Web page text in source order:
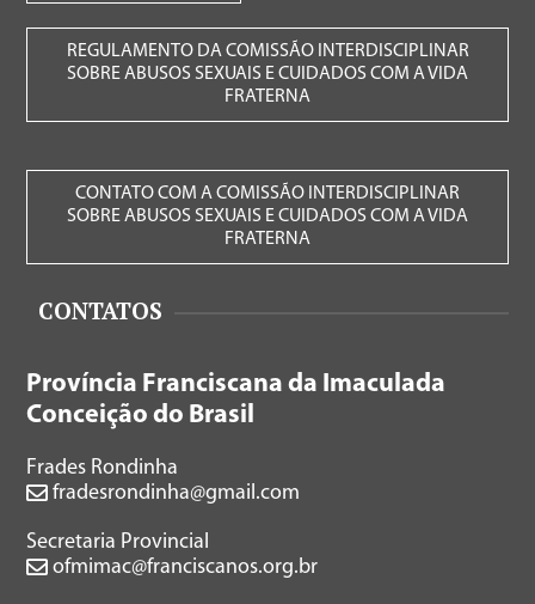
REGULAMENTO DA COMISSÃO INTERDISCIPLINAR
SOBRE ABUSOS SEXUAIS E CUIDADOS COM A VIDA
FRATERNA
CONTATO COM A COMISSÃO INTERDISCIPLINAR
SOBRE ABUSOS SEXUAIS E CUIDADOS COM A VIDA
FRATERNA
CONTATOS
Província Franciscana da Imaculada
Conceição do Brasil
Frades Rondinha
fradesrondinha@gmail.com
Secretaria Provincial
ofmimac@franciscanos.org.br